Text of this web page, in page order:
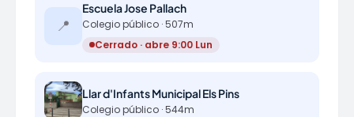
📍
Escuela Jose Pallach
Colegio público · 507m
Cerrado · abre 9:00 Lun
Llar d'Infants Municipal Els Pins
Colegio público · 544m